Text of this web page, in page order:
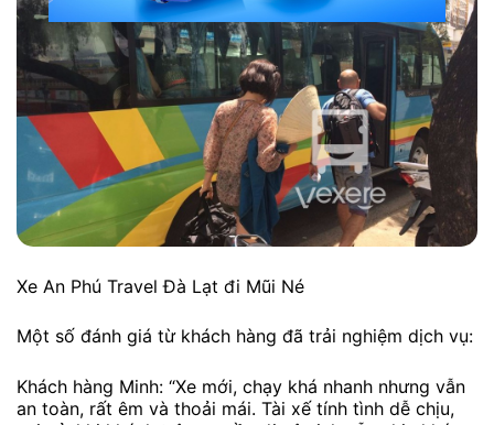
Xe An Phú Travel Đà Lạt đi Mũi Né
Một số đánh giá từ khách hàng đã trải nghiệm dịch vụ:
Khách hàng Minh: “Xe mới, chạy khá nhanh nhưng vẫn
an toàn, rất êm và thoải mái. Tài xế tính tình dễ chịu,